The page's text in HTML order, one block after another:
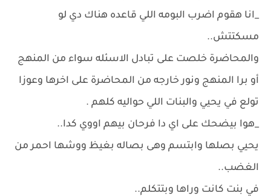
_انا هقوم اضرب البومه اللي قاعده هناك دي لو
مسكتتش..
والمحاضرة خلصت على تبادل الاسئله سواء من المنهج
أو برا المنهج ونور خارجه من المحاضرة على اخرها وعوزا
تولع في يحيي والبنات اللي حواليه كلهم .
_هوا بيضحك على اي دا فرحان بيهم اووي كدا..
يحيي بصلها وابتسم وهى بصاله بغيظ ووشها احمر من
الغضب..
في بنت كانت وراها وبتتكلم..